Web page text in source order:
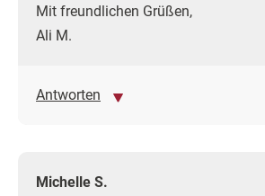
Mit freundlichen Grüßen,
Ali M.
Antworten
Michelle S.